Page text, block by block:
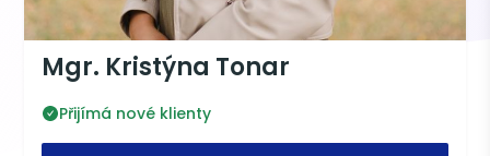
Mgr. Kristýna Tonar
Přijímá nové klienty